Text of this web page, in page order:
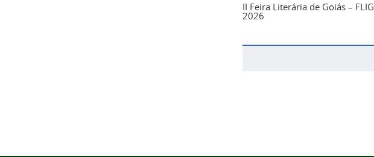
II Feira Literária de Goiás – FLIG
2026